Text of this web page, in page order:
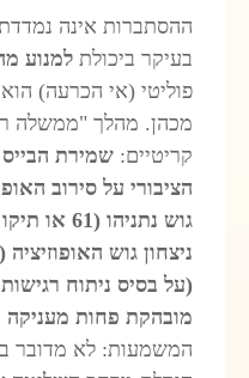
ההסתברות אינה
בעיקר ביכולתלמנוע
פוליטי (אי הכרעה)
מכהן. מהלך "ממשלה
קריטיים:שמירת הבייס
הציבורי על סירוב
גוש נתניהו (61 או תיקו וממשלת מעבר): 74-86%;
(על בסיס ניתוח
מובהקת פחות מעניקה 66-78% לנצחון נתניהו)
המשמעות: לא מדובר